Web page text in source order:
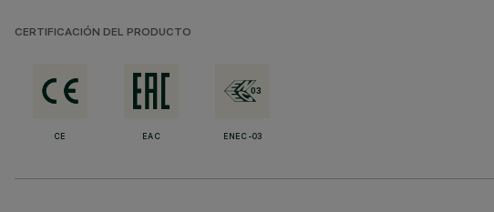
CERTIFICACIÓN DEL PRODUCTO
CE EAC ENEC-03